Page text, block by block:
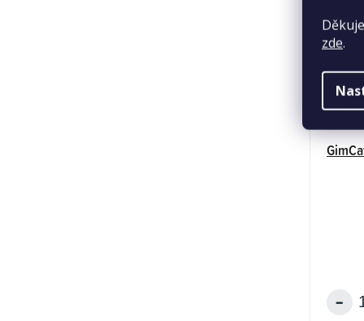
zde.